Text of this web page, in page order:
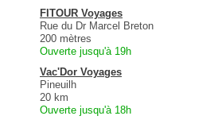
FITOUR Voyages
Rue du Dr Marcel Breton
200 mètres
Ouverte jusqu'à 19h
Vac'Dor Voyages
Pineuilh
20 km
Ouverte jusqu'à 18h